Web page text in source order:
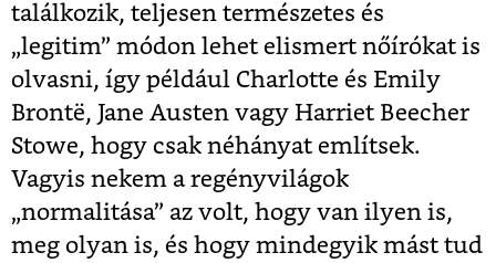
találkozik, teljesen természetes és
„legitim” módon lehet elismert nőírókat is
olvasni, így például Charlotte és Emily
Brontë, Jane Austen vagy Harriet Beecher
Stowe, hogy csak néhányat említsek.
Vagyis nekem a regényvilágok
„normalitása” az volt, hogy van ilyen is,
meg olyan is, és hogy mindegyik mást tud